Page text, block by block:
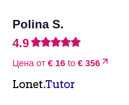
Polina S.
4.9
Цена от € 16 to € 356
Lonet.Tutor